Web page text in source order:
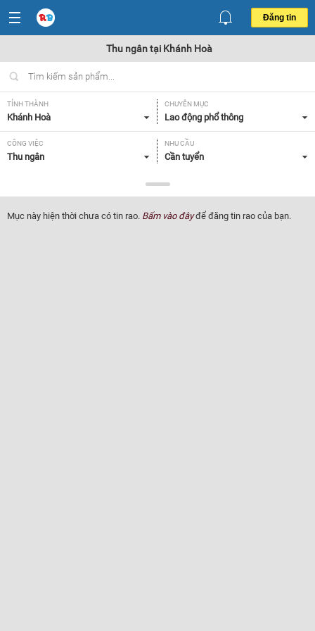
Đăng tin
Thu ngân tại Khánh Hoà
TỈNH THÀNH
Khánh Hoà
CHUYÊN MỤC
Lao động phổ thông
CÔNG VIỆC
Thu ngân
NHU CẦU
Cần tuyển
Tất cả
Mục này hiện thời chưa có tin rao. Bấm vào đâyđể đăng tin rao của bạn.